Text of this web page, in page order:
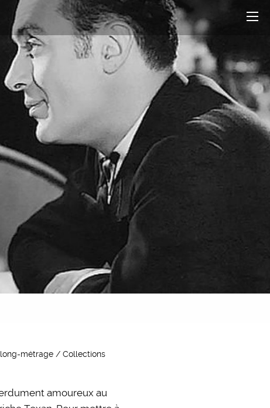
métrage / Collections
amoureux au